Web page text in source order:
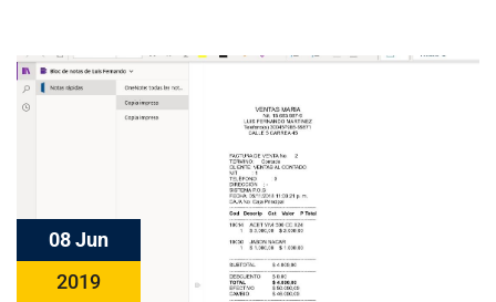
08 Jun
2019